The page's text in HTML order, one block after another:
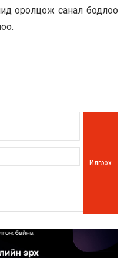
оролцож санал бодлоо
Илгээх